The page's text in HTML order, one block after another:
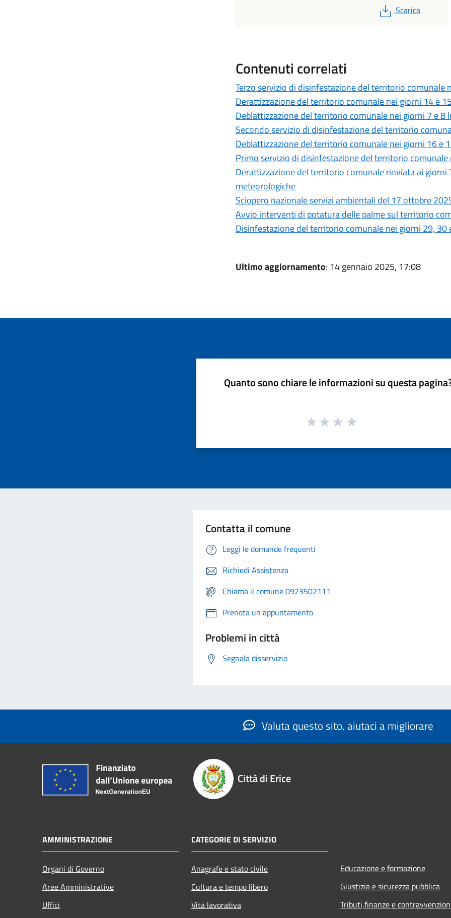
PDF
Scarica
Contenuti correlati
Terzo servizio di disinfestazione del territorio comunale
Derattizzazione del territorio comunale nei giorni 14 e
Deblattizzazione del territorio comunale nei giorni 7 e 8
Secondo servizio di disinfestazione del territorio
Deblattizzazione del territorio comunale nei giorni 16 e
Primo servizio di disinfestazione del territorio
Derattizzazione del territorio comunale rinviata ai
meteorologiche
Sciopero nazionale servizi ambientali del 17 ottobre
Avvio interventi di potatura delle palme sul territorio
Disinfestazione del territorio comunale nei giorni 29, 30
Ultimo aggiornamento: 14 gennaio 2025, 17:08
Quanto sono chiare le informazioni su questa
Contatta il comune
Leggi le domande frequenti
Richiedi Assistenza
Chiama il comune 0923502111
Prenota un appuntamento
Problemi in città
Segnala disservizio
Valuta questo sito, aiutaci a migliorare
Città di Erice
AMMINISTRAZIONE
Organi di Governo
Aree Amministrative
Uffici
CATEGORIE DI SERVIZIO
Anagrafe e stato civile
Cultura e tempo libero
Vita lavorativa
Educazione e formazione
Giustizia e sicurezza pubblica
Tributi,finanze e